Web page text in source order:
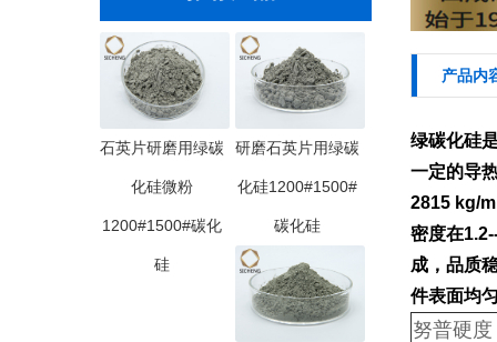
石英片研磨用绿碳
化硅微粉
1200#1500#碳化
硅
研磨石英片用绿碳
化硅1200#1500#
碳化硅
产品内
绿碳化硅
一定的导
2815 kg/
密度在
成，品质
件表面均
努普硬度